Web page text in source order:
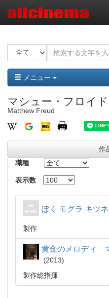
メニュー
マシュー・フロイド
Matthew Freud
作
職種
表示数
ぼく モグラ キツ
製作
黄金のメロディ
2013
製作総指揮